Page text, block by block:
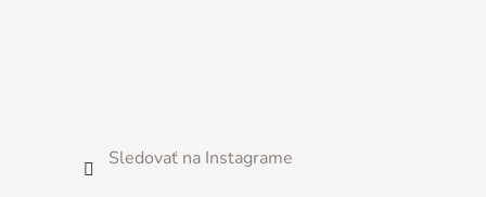
Sledovať na Instagrame